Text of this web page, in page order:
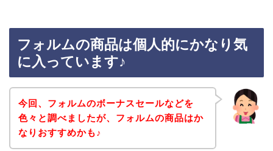
フォルムの商品は個人的にかなり気
に入っています♪
今回、フォルムのボーナスセールなどを
色々と調べましたが、フォルムの商品はか
なりおすすめかも♪